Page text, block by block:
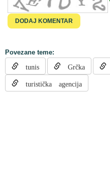
Povezane teme:
tunis Grčka
turistička agencija